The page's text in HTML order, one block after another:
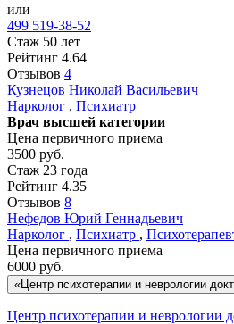
или
499 519-38-52
Стаж 50 лет
Рейтинг 4.64
Отзывов 4
Кузнецов Николай Васильевич
Нарколог , Психиатр
Врач высшей категории
Цена первичного приема
3500 руб.
Стаж 23 года
Рейтинг 4.35
Отзывов 8
Нефедов Юрий Геннадьевич
Нарколог , Психиатр ,
Цена первичного приема
6000 руб.
«Центр психотерапии и неврологии
Центр психотерапии и неврологии